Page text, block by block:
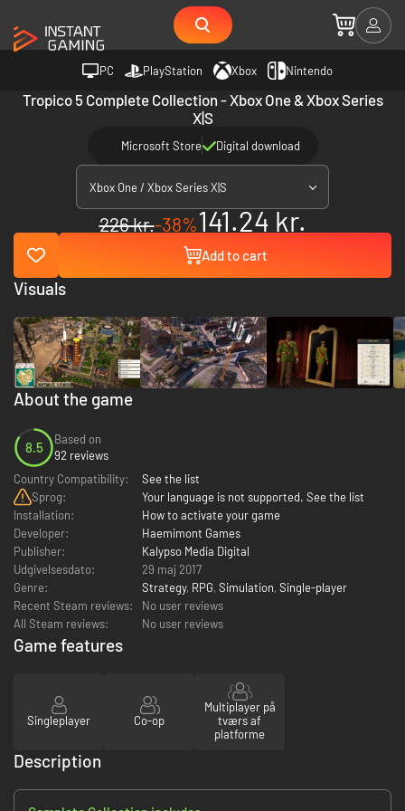
PC PlayStation Xbox Nintendo
Tropico 5 Complete Collection - Xbox One & Xbox Series
X|S
Microsoft Store Digital download
Xbox One / Xbox Series X|S
226 kr.-38%141.24 kr.
Add to cart
About the game
8.5
Based on
92 reviews
Country Compatibility:
See the list
Sprog:
Your language is not supported. See the list
Installation:
How to activate your game
Developer:
Haemimont Games
Publisher:
Kalypso Media Digital
Udgivelsesdato:
29 maj 2017
Genre:
Strategy, RPG, Simulation, Single-player
Recent Steam reviews:
No user reviews
All Steam reviews:
No user reviews
Visuals
Game features
Singleplayer Co-op
Multiplayer på
tværs af
platforme
Description